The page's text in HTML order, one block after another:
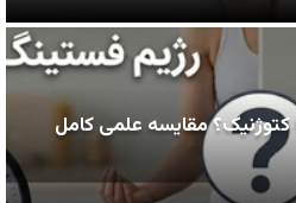
مقایسه علمی کامل